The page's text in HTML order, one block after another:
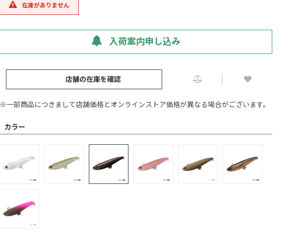
在庫がありません
入荷案内申し込み
店舗の在庫を確認
※一部商品につきまして店舗価格とオンラインストア価格が異なる場合がございます。
カラー